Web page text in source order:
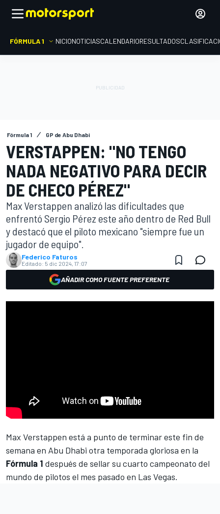
FÓRMULA 1 INICIONOTICIASCALENDARIORESULTADOS
Fórmula 1 GP de Abu Dhabi
VERSTAPPEN: "NO TENGO
NADA NEGATIVO PARA DECIR
DE CHECO PÉREZ"
Max Verstappen analizó las dificultades que
enfrentó Sergio Pérez este año dentro de Red Bull
y destacó que el piloto mexicano "siempre fue un
jugador de equipo".
Federico Faturos
Editado: 5 dic 2024, 17:07
AÑADIR COMO FUENTE PREFERENTE
Max Verstappen está a punto de terminar este fin de
semana en Abu Dhabi otra temporada gloriosa en la
Fórmula 1 después de sellar su cuarto campeonato del
mundo de pilotos el mes pasado en Las Vegas.